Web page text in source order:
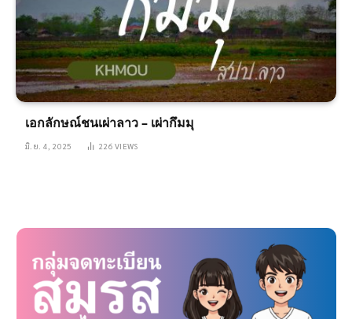
เอกลักษณ์ชนเผ่าลาว – เผ่ากึมมุ
มิ.ย. 4, 2025 226VIEWS